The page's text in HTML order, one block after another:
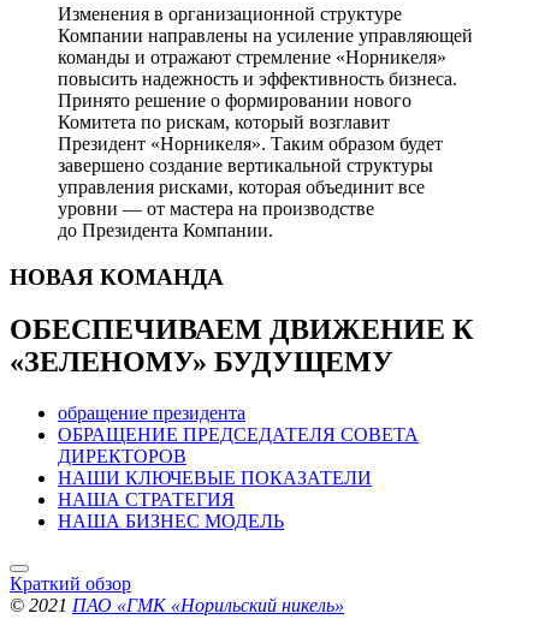
Изменения в организационной структуре
Компании направлены на усиление управляющей
команды и отражают стремление «Норникеля»
повысить надежность и эффективность бизнеса.
Принято решение о формировании нового
Комитета по рискам, который возглавит
Президент «Норникеля». Таким образом будет
завершено создание вертикальной структуры
управления рисками, которая объединит все
уровни — от мастера на производстве
до Президента Компании.
НОВАЯ КОМАНДА
ОБЕСПЕЧИВАЕМ ДВИЖЕНИЕ К
«ЗЕЛЕНОМУ» БУДУЩЕМУ
обращение президента
ОБРАЩЕНИЕ ПРЕДСЕДАТЕЛЯ СОВЕТА
ДИРЕКТОРОВ
НАШИ КЛЮЧЕВЫЕ ПОКАЗАТЕЛИ
НАША СТРАТЕГИЯ
НАША БИЗНЕС МОДЕЛЬ
Краткий обзор
© 2021 ПАО «ГМК «Норильский никель»